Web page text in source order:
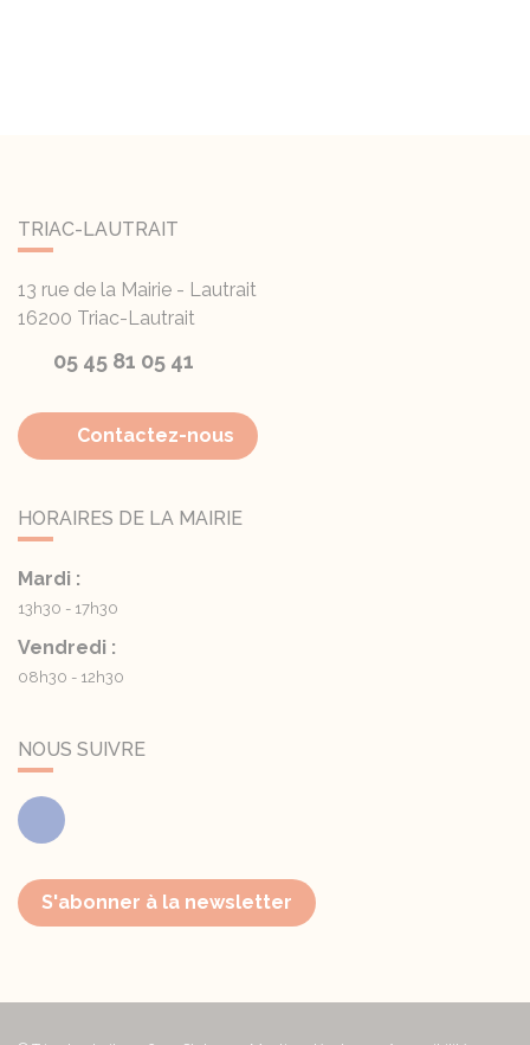
TRIAC-LAUTRAIT
13 rue de la Mairie - Lautrait
16200 Triac-Lautrait
05 45 81 05 41
Contactez-nous
HORAIRES DE LA MAIRIE
Mardi :
13h30 - 17h30
Vendredi :
08h30 - 12h30
NOUS SUIVRE
Facebook
S'abonner à la newsletter